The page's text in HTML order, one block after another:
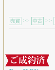
売買 >> 中古 >>